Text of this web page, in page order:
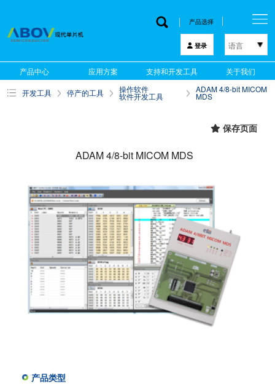
产品选择
登录 语言
한국어
English
中文
产品中心 应用方案 支持和开发工具 关于我们
开发工具 停产的工具 操作软件
软件开发工具
ADAM 4/8-bit MICOM
MDS
保存页面
ADAM 4/8-bit MICOM MDS
产品类型